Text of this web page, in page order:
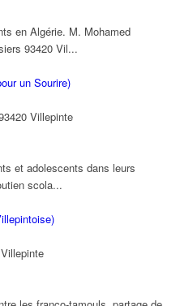
en Algérie. M. Mohamed
93420 Vil...
un Sourire)
Villepinte
et adolescents dans leurs
scola...